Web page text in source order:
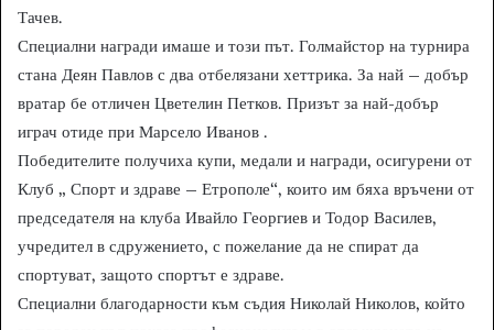
Тачев.
Специални награди имаше и този път. Голмайстор на турнира
стана Деян Павлов с два отбелязани хеттрика. За най – добър
вратар бе отличен Цветелин Петков. Призът за най-добър
играч отиде при Марсело Иванов .
Победителите получиха купи, медали и награди, осигурени от
Клуб „ Спорт и здраве – Етрополе“, които им бяха връчени от
председателя на клуба Ивайло Георгиев и Тодор Василев,
учредител в сдружението, с пожелание да не спират да
спортуват, защото спортът е здраве.
Специални благодарности към съдия Николай Николов, който